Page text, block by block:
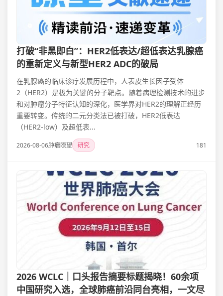
打破“非黑即白”：HER2低表达/超低表达乳腺癌
的重新定义与新型HER2 ADC的破局
在乳腺癌的临床诊疗发展历程中，人表皮生长因子受体
2（HER2）是极为关键的分子靶点。随着病理检测技术的进步
和对肿瘤分子特征认知的深化，医学界对HER2的理解正经历
重要转变。传统的二元分类法已被打破，HER2低表达
（HER2-low）及超低表...
2026-08-06肿瘤瞭望 研究 181
2026 WCLC｜口头报告摘要标题揭晓！60余项
中国研究入选，全球肺癌前沿同台亮相，一文尽